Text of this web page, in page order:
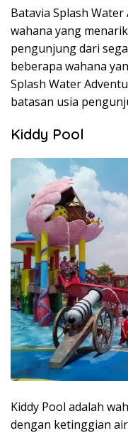
Batavia Splash
wahana yang
pengunjung dari
beberapa wahana
Splash Water
batasan usia
Kiddy Pool
Kiddy Pool adalah
dengan ketinggian